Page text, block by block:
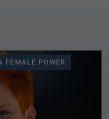
FEMALE POWER